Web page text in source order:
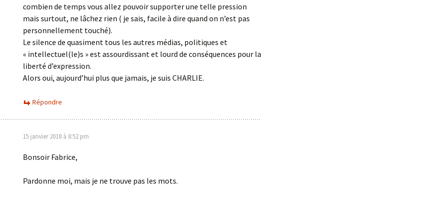
combien de temps vous allez pouvoir supporter une telle pression
mais surtout, ne lâchez rien ( je sais, facile à dire quand on n’est pas
personnellement touché).
Le silence de quasiment tous les autres médias, politiques et
« intellectuel(le)s » est assourdissant et lourd de conséquences pour la
liberté d’expression.
Alors oui, aujourd’hui plus que jamais, je suis CHARLIE.
Répondre
15 janvier 2018 à 8:52 pm
Bonsoir Fabrice,
Pardonne moi, mais je ne trouve pas les mots.